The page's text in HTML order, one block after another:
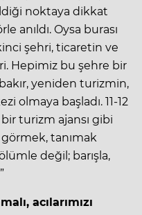
noktaya dikkat
anıldı. Oysa burası
şehri, ticaretin ve
Hepimiz bu şehre bir
yeniden turizmin,
olmaya başladı. 11-12
turizm ajansı gibi
görmek, tanımak
değil; barışla,
acılarımızı